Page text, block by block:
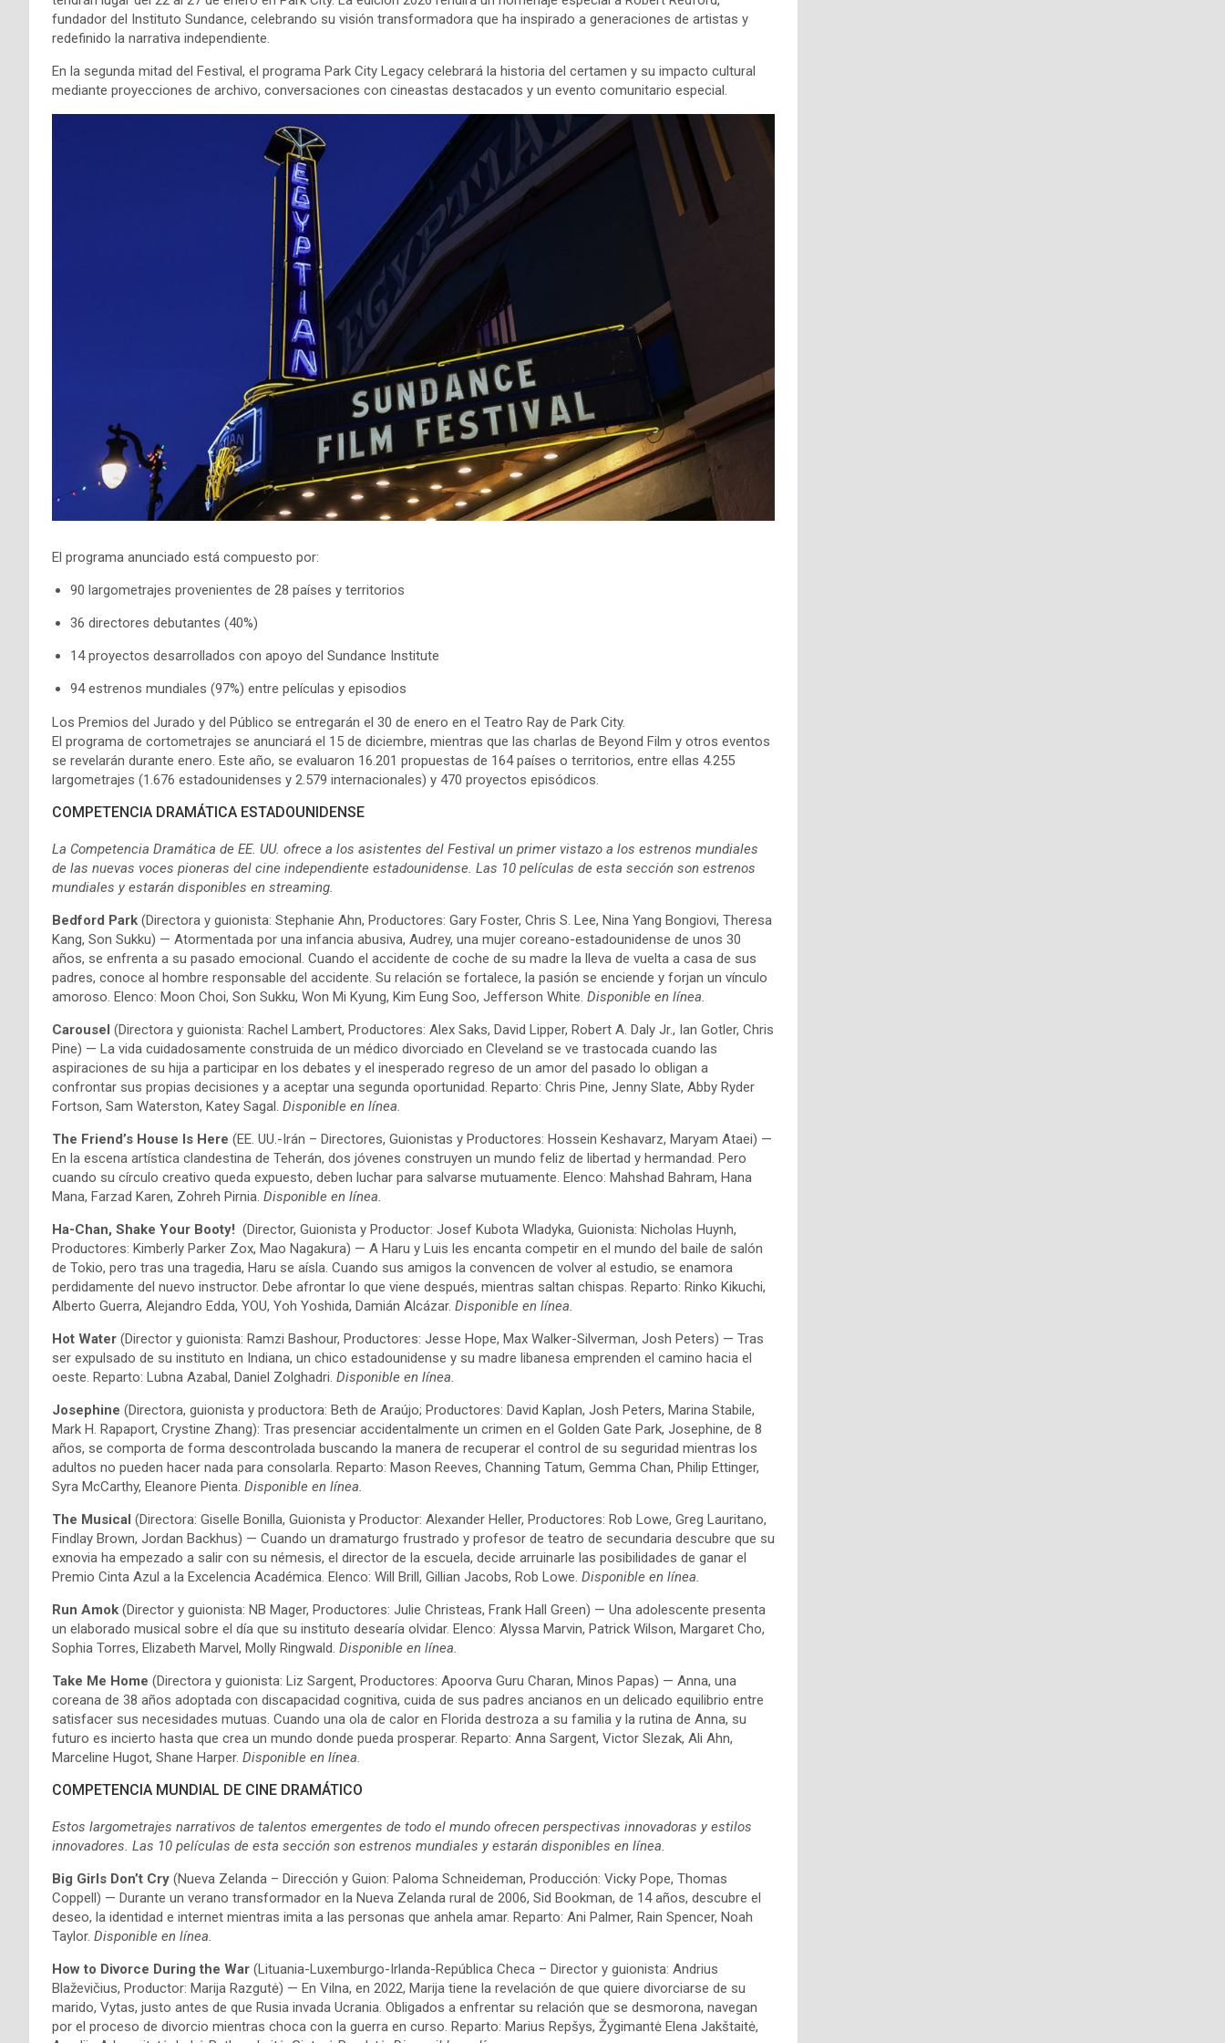
fundador del Instituto Sundance, celebrando su visión transformadora que ha inspirado a generaciones de artistas y
redefinido la narrativa independiente.
En la segunda mitad del Festival, el programa Park City Legacy celebrará la historia del certamen y su impacto cultural
mediante proyecciones de archivo, conversaciones con cineastas destacados y un evento comunitario especial.
El programa anunciado está compuesto por:
90 largometrajes provenientes de 28 países y territorios
36 directores debutantes (40%)
14 proyectos desarrollados con apoyo del Sundance Institute
94 estrenos mundiales (97%) entre películas y episodios
Los Premios del Jurado y del Público se entregarán el 30 de enero en el Teatro Ray de Park City.
El programa de cortometrajes se anunciará el 15 de diciembre, mientras que las charlas de Beyond Film y otros eventos
se revelarán durante enero. Este año, se evaluaron 16.201 propuestas de 164 países o territorios, entre ellas 4.255
largometrajes (1.676 estadounidenses y 2.579 internacionales) y 470 proyectos episódicos.
COMPETENCIA DRAMÁTICA ESTADOUNIDENSE
La Competencia Dramática de EE. UU. ofrece a los asistentes del Festival un primer vistazo a los estrenos mundiales
de las nuevas voces pioneras del cine independiente estadounidense. Las 10 películas de esta sección son estrenos
mundiales y estarán disponibles en streaming.
Bedford Park (Directora y guionista: Stephanie Ahn, Productores: Gary Foster, Chris S. Lee, Nina Yang Bongiovi, Theresa
Kang, Son Sukku) — Atormentada por una infancia abusiva, Audrey, una mujer coreano-estadounidense de unos 30
años, se enfrenta a su pasado emocional. Cuando el accidente de coche de su madre la lleva de vuelta a casa de sus
padres, conoce al hombre responsable del accidente. Su relación se fortalece, la pasión se enciende y forjan un vínculo
amoroso. Elenco: Moon Choi, Son Sukku, Won Mi Kyung, Kim Eung Soo, Jefferson White. Disponible en línea.
Carousel (Directora y guionista: Rachel Lambert, Productores: Alex Saks, David Lipper, Robert A. Daly Jr., Ian Gotler, Chris
Pine) — La vida cuidadosamente construida de un médico divorciado en Cleveland se ve trastocada cuando las
aspiraciones de su hija a participar en los debates y el inesperado regreso de un amor del pasado lo obligan a
confrontar sus propias decisiones y a aceptar una segunda oportunidad. Reparto: Chris Pine, Jenny Slate, Abby Ryder
Fortson, Sam Waterston, Katey Sagal. Disponible en línea.
The Friend’s House Is Here (EE. UU.-Irán – Directores, Guionistas y Productores: Hossein Keshavarz, Maryam Ataei) —
En la escena artística clandestina de Teherán, dos jóvenes construyen un mundo feliz de libertad y hermandad. Pero
cuando su círculo creativo queda expuesto, deben luchar para salvarse mutuamente. Elenco: Mahshad Bahram, Hana
Mana, Farzad Karen, Zohreh Pirnia. Disponible en línea.
Ha-Chan, Shake Your Booty! (Director, Guionista y Productor: Josef Kubota Wladyka, Guionista: Nicholas Huynh,
Productores: Kimberly Parker Zox, Mao Nagakura) — A Haru y Luis les encanta competir en el mundo del baile de salón
de Tokio, pero tras una tragedia, Haru se aísla. Cuando sus amigos la convencen de volver al estudio, se enamora
perdidamente del nuevo instructor. Debe afrontar lo que viene después, mientras saltan chispas. Reparto: Rinko Kikuchi,
Alberto Guerra, Alejandro Edda, YOU, Yoh Yoshida, Damián Alcázar. Disponible en línea.
Hot Water (Director y guionista: Ramzi Bashour, Productores: Jesse Hope, Max Walker-Silverman, Josh Peters) — Tras
ser expulsado de su instituto en Indiana, un chico estadounidense y su madre libanesa emprenden el camino hacia el
oeste. Reparto: Lubna Azabal, Daniel Zolghadri. Disponible en línea.
Josephine (Directora, guionista y productora: Beth de Araújo; Productores: David Kaplan, Josh Peters, Marina Stabile,
Mark H. Rapaport, Crystine Zhang): Tras presenciar accidentalmente un crimen en el Golden Gate Park, Josephine, de 8
años, se comporta de forma descontrolada buscando la manera de recuperar el control de su seguridad mientras los
adultos no pueden hacer nada para consolarla. Reparto: Mason Reeves, Channing Tatum, Gemma Chan, Philip Ettinger,
Syra McCarthy, Eleanore Pienta. Disponible en línea.
The Musical (Directora: Giselle Bonilla, Guionista y Productor: Alexander Heller, Productores: Rob Lowe, Greg Lauritano,
Findlay Brown, Jordan Backhus) — Cuando un dramaturgo frustrado y profesor de teatro de secundaria descubre que su
exnovia ha empezado a salir con su némesis, el director de la escuela, decide arruinarle las posibilidades de ganar el
Premio Cinta Azul a la Excelencia Académica. Elenco: Will Brill, Gillian Jacobs, Rob Lowe. Disponible en línea.
Run Amok (Director y guionista: NB Mager, Productores: Julie Christeas, Frank Hall Green) — Una adolescente presenta
un elaborado musical sobre el día que su instituto desearía olvidar. Elenco: Alyssa Marvin, Patrick Wilson, Margaret Cho,
Sophia Torres, Elizabeth Marvel, Molly Ringwald. Disponible en línea.
Take Me Home (Directora y guionista: Liz Sargent, Productores: Apoorva Guru Charan, Minos Papas) — Anna, una
coreana de 38 años adoptada con discapacidad cognitiva, cuida de sus padres ancianos en un delicado equilibrio entre
satisfacer sus necesidades mutuas. Cuando una ola de calor en Florida destroza a su familia y la rutina de Anna, su
futuro es incierto hasta que crea un mundo donde pueda prosperar. Reparto: Anna Sargent, Victor Slezak, Ali Ahn,
Marceline Hugot, Shane Harper. Disponible en línea.
COMPETENCIA MUNDIAL DE CINE DRAMÁTICO
Estos largometrajes narrativos de talentos emergentes de todo el mundo ofrecen perspectivas innovadoras y estilos
innovadores. Las 10 películas de esta sección son estrenos mundiales y estarán disponibles en línea.
Big Girls Don’t Cry (Nueva Zelanda – Dirección y Guion: Paloma Schneideman, Producción: Vicky Pope, Thomas
Coppell) — Durante un verano transformador en la Nueva Zelanda rural de 2006, Sid Bookman, de 14 años, descubre el
deseo, la identidad e internet mientras imita a las personas que anhela amar. Reparto: Ani Palmer, Rain Spencer, Noah
Taylor. Disponible en línea.
How to Divorce During the War (Lituania-Luxemburgo-Irlanda-República Checa – Director y guionista: Andrius
Blaževičius, Productor: Marija Razgutė) — En Vilna, en 2022, Marija tiene la revelación de que quiere divorciarse de su
marido, Vytas, justo antes de que Rusia invada Ucrania. Obligados a enfrentar su relación que se desmorona, navegan
por el proceso de divorcio mientras choca con la guerra en curso. Reparto: Marius Repšys, Žygimantė Elena Jakštaitė,